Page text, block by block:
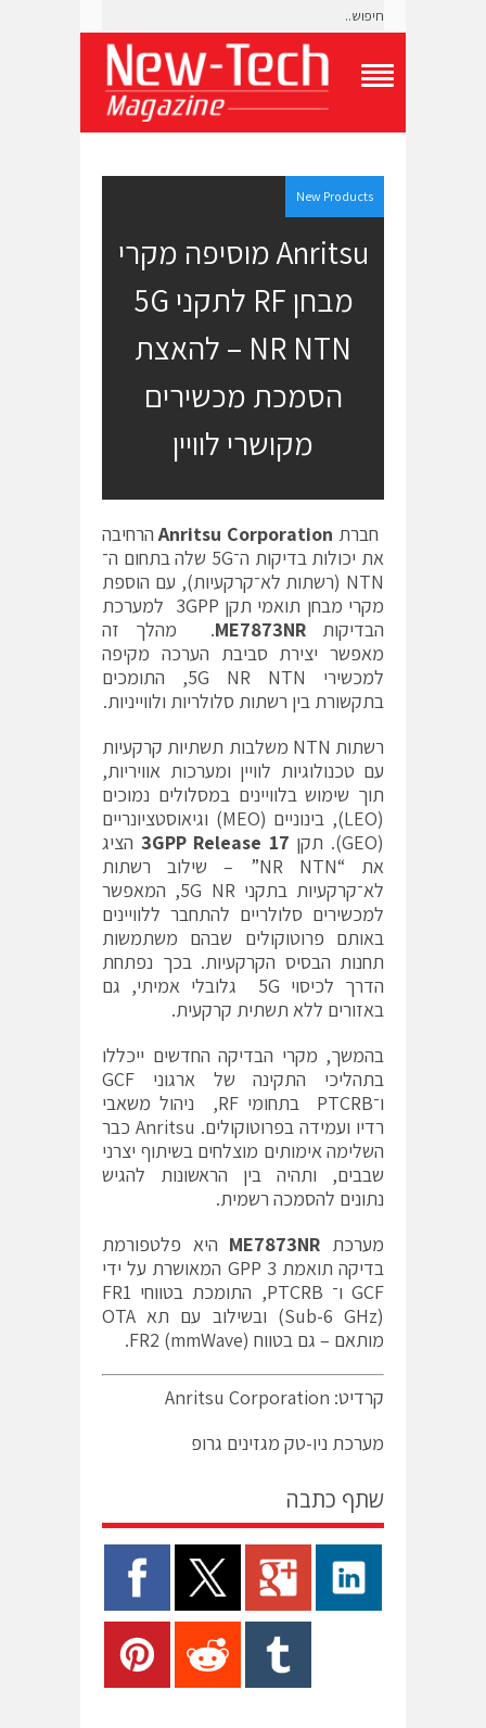
g
l
e
N
New Products
Anritsu מוסיפה מקרי
מבחן RF לתקני 5G
NR NTN – להאצת
הסמכת מכשירים
מקושרי לוויין
חברת Anritsu Corporationהרחיבה
את יכולות בדיקות ה־5G שלה בתחום ה־
NTN (רשתות לא־קרקעיות), עם הוספת
מקרי מבחן תואמי תקן 3GPP למערכת
הבדיקותME7873NR. מהלך זה
מאפשר יצירת סביבת הערכה מקיפה
למכשירי 5G NR NTN, התומכים
בתקשורת בין רשתות סלולריות ולווייניות.
רשתות NTN משלבות תשתיות קרקעיות
עם טכנולוגיות לוויין ומערכות אוויריות,
תוך שימוש בלוויינים במסלולים נמוכים
(LEO), בינוניים (MEO) וגיאוסטציונריים
(GEO). תקן
3GPP Release 17 הציג
את “NR NTN” – שילוב רשתות
לא־קרקעיות בתקני 5G NR, המאפשר
למכשירים סלולריים להתחבר ללוויינים
באותם פרוטוקולים שבהם משתמשות
תחנות הבסיס הקרקעיות. בכך נפתחת
הדרך לכיסוי 5G גלובלי אמיתי, גם
באזורים ללא תשתית קרקעית.
בהמשך, מקרי הבדיקה החדשים ייכללו
בתהליכי התקינה של ארגוני GCF
ו־PTCRB בתחומי RF, ניהול משאבי
רדיו ועמידה בפרוטוקולים. Anritsu כבר
השלימה אימותים מוצלחים בשיתוף יצרני
שבבים, ותהיה בין הראשונות להגיש
נתונים להסמכה רשמית.
מערכת ME7873NR היא פלטפורמת
בדיקה תואמת 3 GPP המאושרת על ידי
GCF ו־ PTCRB, התומכת בטווחי FR1
(Sub-6 GHz) ובשילוב עם תא OTA
מותאם – גם בטווח FR2 (mmWave).
קרדיט: Anritsu Corporation
מערכת ניו-טק מגזינים גרופ
שתף כתבה